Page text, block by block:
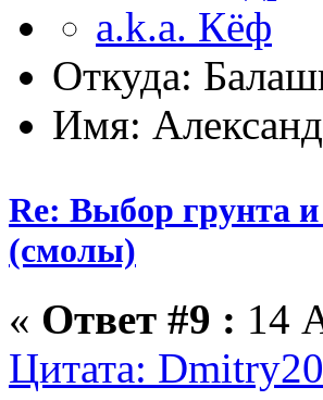
Откуда:
Имя:
Re: Выбор грунта
(смолы)
« Ответ #9 : 14
Цитата: